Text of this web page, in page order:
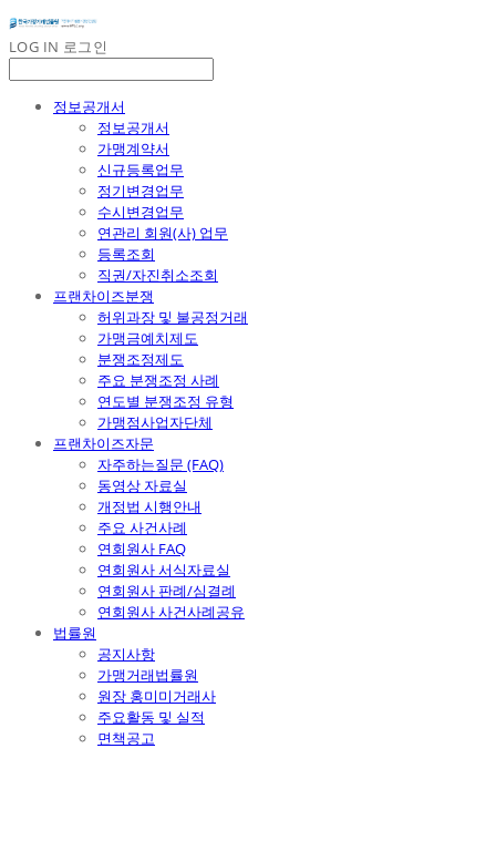
LOG IN 로그인
정보공개서
정보공개서
가맹계약서
신규등록업무
정기변경업무
수시변경업무
연관리 회원(사) 업무
등록조회
직권/자진취소조회
프랜차이즈분쟁
허위과장 및 불공정거래
가맹금예치제도
분쟁조정제도
주요 분쟁조정 사례
연도별 분쟁조정 유형
가맹점사업자단체
프랜차이즈자문
자주하는질문 (FAQ)
동영상 자료실
개정법 시행안내
주요 사건사례
연회원사 FAQ
연회원사 서식자료실
연회원사 판례/심결례
연회원사 사건사례공유
법률원
공지사항
가맹거래법률원
원장 홍미미거래사
주요활동 및 실적
면책공고